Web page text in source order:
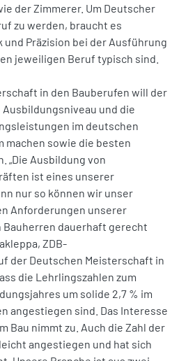
der Zimmerer. Um Deutscher
zu werden, braucht es
Präzision bei der Ausführung
jeweiligen Beruf typisch sind.
in den Bauberufen will der
und die
im deutschen
machen sowie die besten
„Die Ausbildung von
ist eines unserer
nur so können wir unser
Anforderungen unserer
dauerhaft gerecht
ZDB-
der Deutschen Meisterschaft in
die Lehrlingszahlen zum
um solide 2,7 % im
angestiegen sind. Das Interesse
Bau nimmt zu. Auch die Zahl der
angestiegen und hat sich